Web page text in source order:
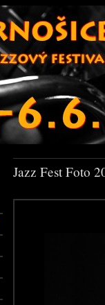
Jazz Fest Foto